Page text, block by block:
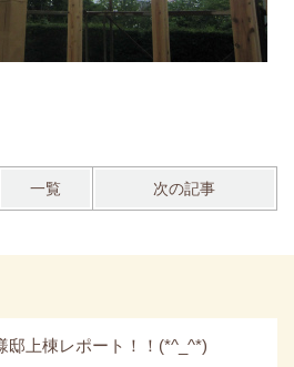
一覧 次の記事
邸上棟レポート！！(*^_^*)